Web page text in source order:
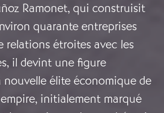
Ramonet, qui construisit
quarante entreprises
relations étroites avec les
il devint une figure
élite économique de
initialement marqué